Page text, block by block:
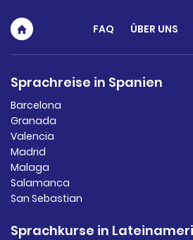
FAQ ÜBER UNS
Sprachreise in Spanien
Barcelona
Granada
Valencia
Madrid
Malaga
Salamanca
San Sebastian
Sprachkurse in